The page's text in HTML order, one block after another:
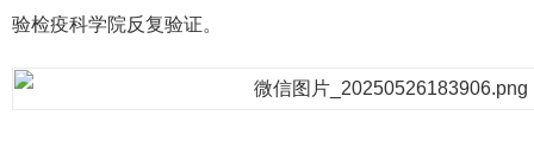
验检疫科学院反复验证。